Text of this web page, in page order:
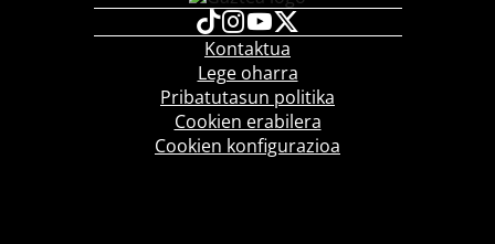
Kontaktua
Lege oharra
Pribatutasun politika
Cookien erabilera
Cookien konfigurazioa